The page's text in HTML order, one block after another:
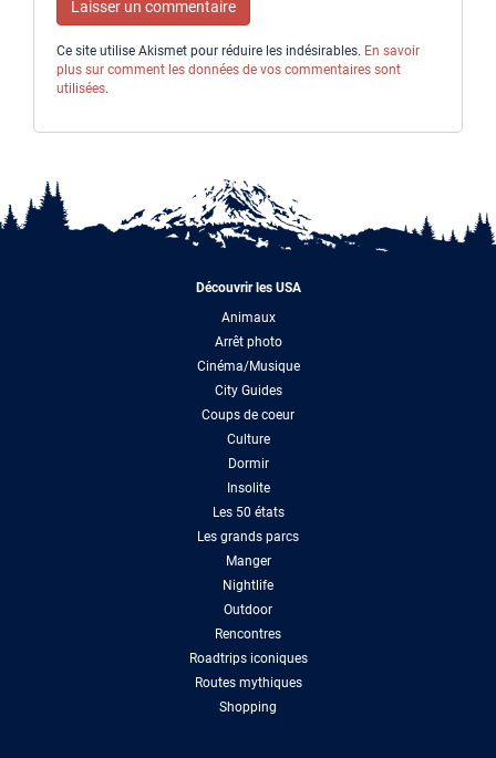
Ce site utilise Akismet pour réduire les indésirables. En savoir
plus sur comment les données de vos commentaires sont
utilisées.
Découvrir les USA
Animaux
Arrêt photo
Cinéma/Musique
City Guides
Coups de coeur
Culture
Dormir
Insolite
Les 50 états
Les grands parcs
Manger
Nightlife
Outdoor
Rencontres
Roadtrips iconiques
Routes mythiques
Shopping